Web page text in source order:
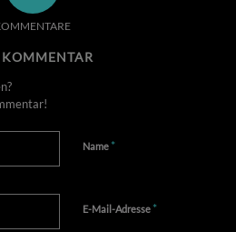
KOMMENTAR
Name *
E-Mail-Adresse *